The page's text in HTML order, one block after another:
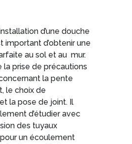
d’une douche
important d’obtenir une
au sol et au mur.
la prise de précautions
la pente
le choix de
la pose de joint. Il
d’étudier avec
des tuyaux
pour un écoulement